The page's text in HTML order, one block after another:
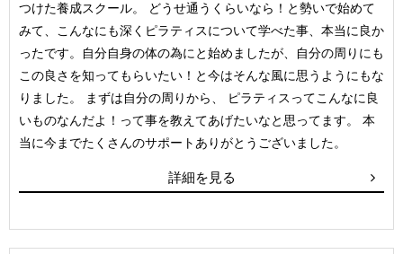
つけた養成スクール。 どうせ通うくらいなら！と勢いで始めて
みて、こんなにも深くピラティスについて学べた事、本当に良か
ったです。自分自身の体の為にと始めましたが、自分の周りにも
この良さを知ってもらいたい！と今はそんな風に思うようにもな
りました。 まずは自分の周りから、 ピラティスってこんなに良
いものなんだよ！って事を教えてあげたいなと思ってます。 本
当に今までたくさんのサポートありがとうございました。
詳細を見る